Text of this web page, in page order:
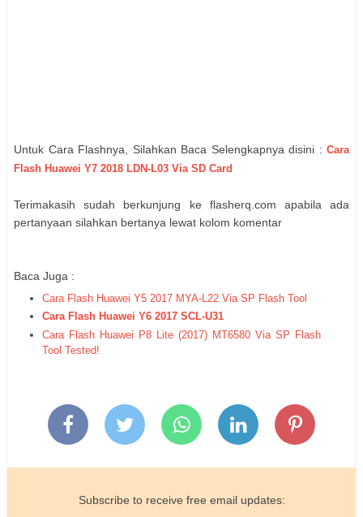
Untuk Cara Flashnya, Silahkan Baca Selengkapnya disini : Cara
Flash Huawei Y7 2018 LDN-L03 Via SD Card
Terimakasih sudah berkunjung ke flasherq.com apabila ada
pertanyaan silahkan bertanya lewat kolom komentar
Baca Juga :
Cara Flash Huawei Y5 2017 MYA-L22 Via SP Flash Tool
Cara Flash Huawei Y6 2017 SCL-U31
Cara Flash Huawei P8 Lite (2017) MT6580 Via SP Flash
Tool Tested!
Subscribe to receive free email updates: